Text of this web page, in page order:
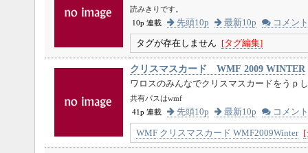
読みきりです。
10p 連載
先頭10p 最新10p コメント
タグが存在しません [タグ編集]
クリスマスカード WMF 2009 WINTER
ワロスのみんなでクリスマスカードをうｐ
共有パスはwmf
41p 連載
先頭10p 最新10p コメント
WMF クリスマスカード WMF2009Winter [